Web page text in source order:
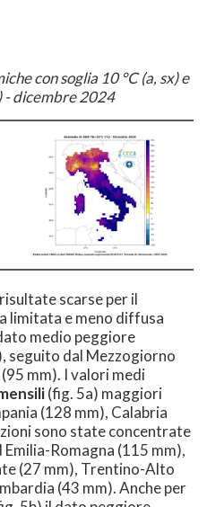
con soglia 10 °C (a, sx) e
- dicembre 2024
scarse per il
limitata e meno diffusa
medio peggiore
seguito dal Mezzogiorno
mm). I valori medi
(fig. 5a) maggiori
(128 mm), Calabria
sono state concentrate
Romagna (115 mm),
(27 mm), Trentino-Alto
(43 mm). Anche per